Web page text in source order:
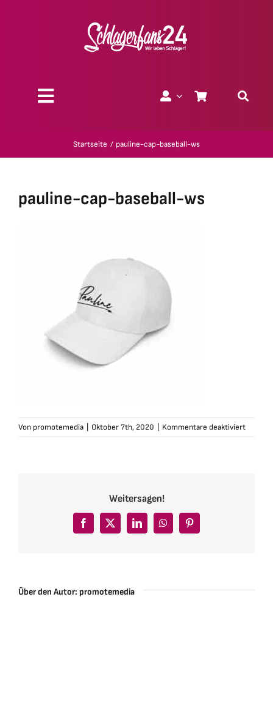
Toggle
Startseite pauline-cap-baseball-ws
pauline-cap-baseball-ws
Von promotemedia Oktober 7th, 2020 Kommentare deaktiviertfür
Weitersagen!
Facebook
X LinkedInWhatsAppPinterest
Über den Autor: promotemedia